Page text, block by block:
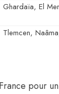
Ghardaïa, El
Tlemcen,
pour